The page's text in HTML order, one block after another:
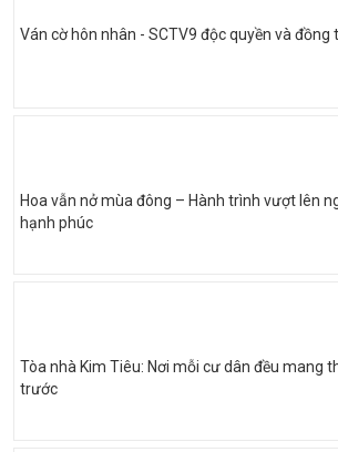
Ván cờ hôn nhân - SCTV9 độc quyền và đồng
Hoa vẫn nở mùa đông – Hành trình vượt lên
hạnh phúc
Tòa nhà Kim Tiêu: Nơi mỗi cư dân đều mang
trước